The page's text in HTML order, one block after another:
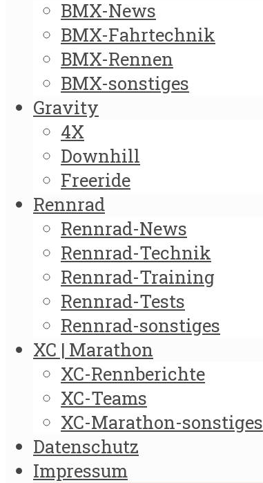
BMX-News
BMX-Fahrtechnik
BMX-Rennen
BMX-sonstiges
Gravity
4X
Downhill
Freeride
Rennrad
Rennrad-News
Rennrad-Technik
Rennrad-Training
Rennrad-Tests
Rennrad-sonstiges
XC | Marathon
XC-Rennberichte
XC-Teams
XC-Marathon-sonstiges
Datenschutz
Impressum